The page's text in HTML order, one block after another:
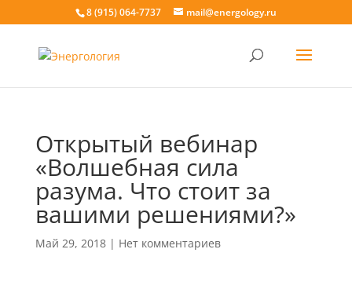
8 (915) 064-7737 mail@energology.ru
Открытый вебинар
«Волшебная сила
разума. Что стоит за
вашими решениями?»
Май 29, 2018| Нет комментариев